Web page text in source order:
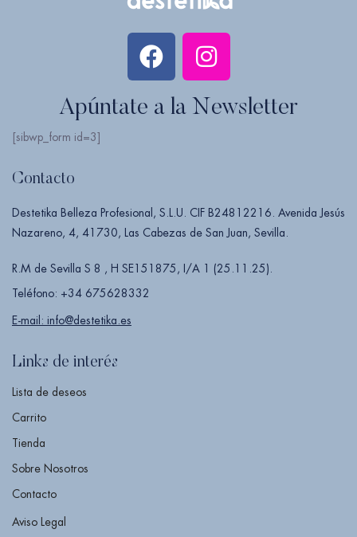
Apúntate a la Newsletter
[sibwp_form id=3]
Contacto
Destetika Belleza Profesional, S.L.U. CIF B24812216. Avenida Jesús
Nazareno, 4, 41730, Las Cabezas de San Juan, Sevilla.
R.M de Sevilla S 8 , H SE151875, I/A 1 (25.11.25).
Teléfono: +34 675628332
E-mail: info@destetika.es
Links de interés
Lista de deseos
Carrito
Tienda
Sobre Nosotros
Contacto
Aviso Legal